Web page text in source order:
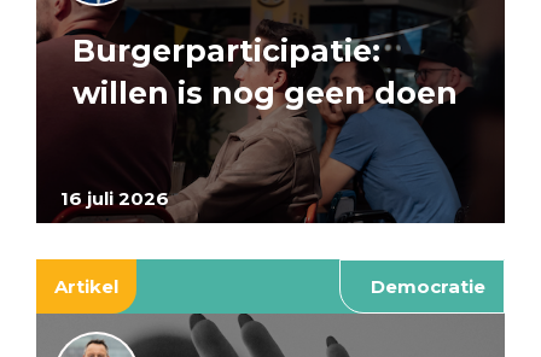
16 juli 2026
Burgerparticipatie:
willen is nog geen doen
Artikel Democratie